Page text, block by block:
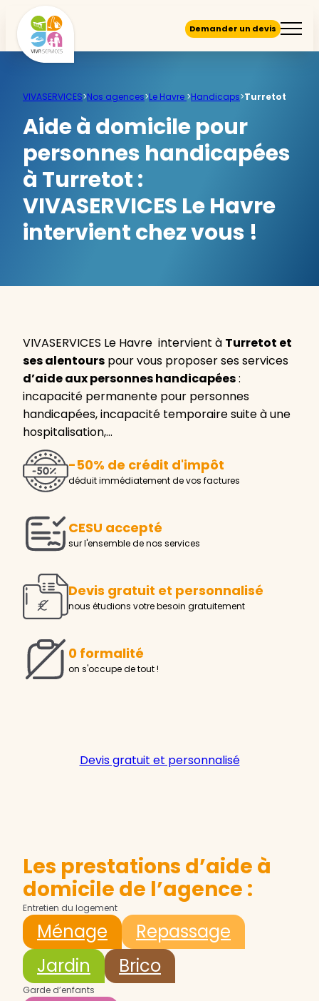
Demander un devis
VIVASERVICES>Nos agences>Le Havre >Handicaps>Turretot
Aide à domicile pour
personnes handicapées
à Turretot :
VIVASERVICES Le Havre
intervient chez vous !
VIVASERVICES Le Havre intervient à Turretot et
ses alentours pour vous proposer ses services
d’aide aux personnes handicapées:
incapacité permanente pour personnes
handicapées, incapacité temporaire suite à une
hospitalisation,…
-50% de crédit d'impôt
déduit immédiatement de vos factures
CESU accepté
sur l'ensemble de nos services
Devis gratuit et personnalisé
nous étudions votre besoin gratuitement
0 formalité
on s'occupe de tout !
Devis gratuit et personnalisé
Les prestations d’aide à
domicile de l’agence :
Entretien du logement
Ménage
Repassage
Jardin
Brico
Garde d’enfants